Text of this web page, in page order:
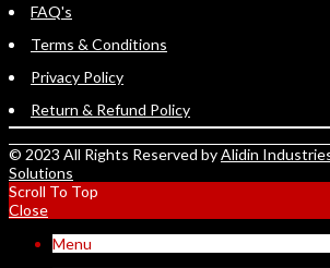
FAQ's
Terms & Conditions
Privacy Policy
Return & Refund Policy
© 2023 All Rights Reserved byAlidin
Solutions
Scroll To Top
Close
Menu